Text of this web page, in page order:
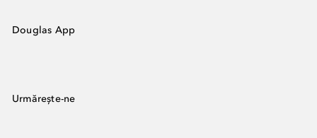
Douglas App
Urmărește-ne